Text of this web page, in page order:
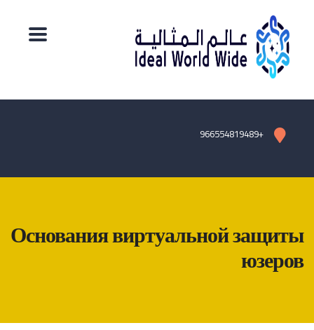
+966554819489
Основания виртуальной защиты
юзеров